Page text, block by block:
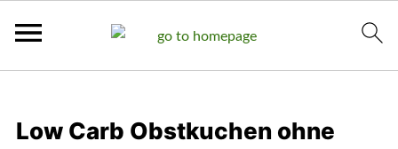
Low Carb Obstkuchen ohne